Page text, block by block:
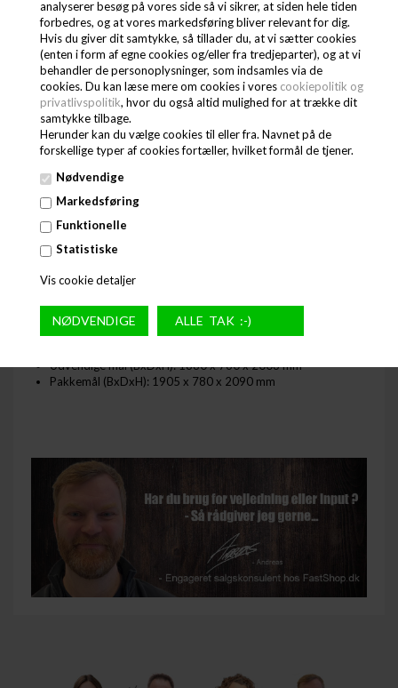
analyserer besøg på vores side så vi sikrer, at siden hele tiden
forbedres, og at vores markedsføring bliver relevant for dig.
Hvis du giver dit samtykke, så tillader du, at vi sætter cookies
(enten i form af egne cookies og/eller fra tredjeparter), og at vi
behandler de personoplysninger, som indsamles via de
cookies. Du kan læse mere om cookies i vores cookiepolitik og
privatlivspolitik, hvor du også altid mulighed for at trække dit
samtykke tilbage.
Herunder kan du vælge cookies til eller fra. Navnet på de
forskellige typer af cookies fortæller, hvilket formål de tjener.
Nødvendige
Markedsføring
Funktionelle
Statistiske
Vis cookie detaljer
Interiør: Hvid
Indvendigt lys: LED
Dørantal & type: 3 hængsl. glasdøre
Vendbar dør: Nej
Hylde-antal & type: 15 justerbare
Hyldefarve: Hvid
Hyldedimension: 551 x 470 mm ; 624 x 470 mm
Max. belastning på hylde: 140 kg/m²
Termostat, type: Elektronisk
Køling, type: Ventileret
Afrimning, type: Automatisk
Kølemiddel: R290
Kølemiddel, mængde: 2 x 95 g
Termometer: Ja
Energiklassificering: D
Max Ambient: 25°C at 60% RH
Årligt energiforbrug: 8702 kWh/år
Spænding / Frekvens: 220-240/50 V/Hz
Lydniveau: 70 dB(A)
Udvendige mål (BxDxH): 1880 x 760 x 2003 mm
Pakkemål (BxDxH): 1905 x 780 x 2090 mm